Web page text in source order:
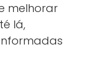
melhorar
lá,